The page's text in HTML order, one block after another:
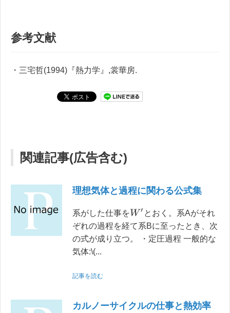
参考文献
・三宅哲(1994)『熱力学』,裳華房.
関連記事(広告含む)
理想気体と過程に関わる公式集
系がした仕事をW′
とおく。系Aがそれ
ぞれの過程を経て系Bに至ったとき、次
の式が成り立つ。 ・定圧過程 一般的な
気体:\(...
記事を読む
カルノーサイクルの仕事と熱効率